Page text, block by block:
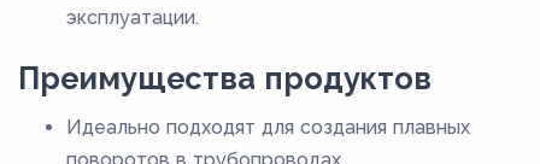
эксплуатации.
Преимущества продуктов
Идеально подходят для создания плавных